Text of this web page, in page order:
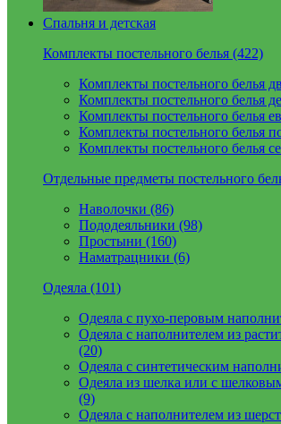
Спальня и детская
Комплекты постельного белья (422)
Комплекты постельного белья
Комплекты постельного белья
Комплекты постельного белья
Комплекты постельного белья
Комплекты постельного белья
Отдельные предметы постельного
Наволочки (86)
Пододеяльники (98)
Простыни (160)
Наматрацники (6)
Одеяла (101)
Одеяла с пухо-перовым
Одеяла с наполнителем из
(20)
Одеяла с синтетическим
Одеяла из шелка или с
(9)
Одеяла с наполнителем из